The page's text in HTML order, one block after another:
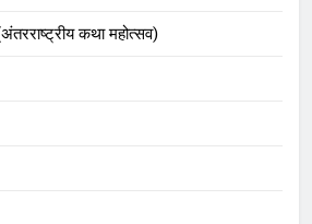
कथा महोत्सव)